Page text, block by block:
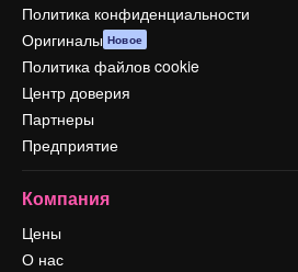
Политика конфиденциальности
Оригиналы Новое
Политика файлов cookie
Центр доверия
Партнеры
Предприятие
Компания
Цены
О нас